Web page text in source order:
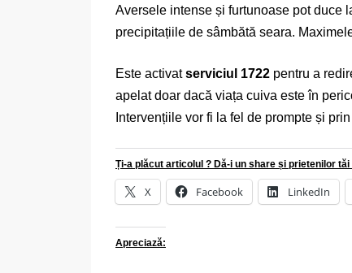
Aversele intense și furtunoase pot duce
precipitațiile de sâmbătă seara.
Este activatserviciul 1722 pentru a
apelat doar dacă viața cuiva este în
Intervențiile vor fi la fel de prompte și
Ți-a plăcut articolul ? Dă-i un share și prietenilor tăi
X Facebook LinkedIn
Apreciază: